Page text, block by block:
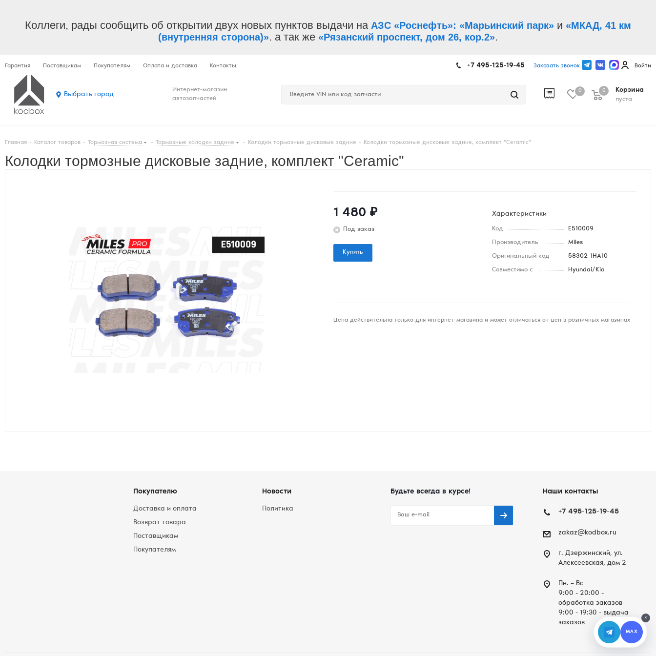
Коллеги, рады сообщить об открытии двух новых пунктов выдачи на АЗС «Роснефть»: «Марьинский парк» и «МКАД, 41 км
(внутренняя сторона)». а так же «Рязанский проспект, дом 26, кор.2».
Гарантия Поставщикам Покупателям Оплата и доставка Контакты +7 495-125-19-45 Заказать звонок Войти
Выбрать город
Интернет-магазин
автозапчастей
0
Корзина
пуста
0
Главная - Каталог товаров - Тормозная система - Тормозные колодки задние - Колодки тормозные дисковые задние - Колодки тормозные дисковые задние, комплект "Ceramic"
Колодки тормозные дисковые задние, комплект "Ceramic"
1 480 ₽
Под заказ
Купить
Характеристики
Код E510009
Производитель Miles
Оригинальный код 58302-1HA10
Совместимо с Hyundai/Kia
Цена действительна только для интернет-магазина и может отличаться от цен в розничных магазинах
Покупателю
Доставка и оплата
Возврат товара
Поставщикам
Покупателям
Новости
Политика
Будьте всегда в курсе! Наши контакты
+7 495-125-19-45
zakaz@kodbox.ru
г. Дзержинский, ул.
Алексеевская, дом 2
Пн. – Вc
9:00 - 20:00 -
обработка заказов
9:00 - 19:30 - выдача
заказов
×
MAX